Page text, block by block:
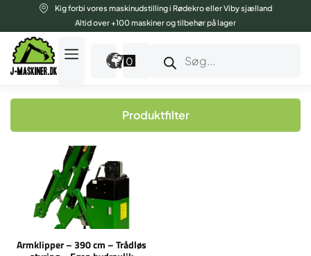
indholdet
Kig forbi vores maskinudstilling i Rødekro eller Viby sjælland
Altid over +100 maskiner og tilbehør på lager
0
Produktfilter
Armklipper – 390 cm – Trådløs